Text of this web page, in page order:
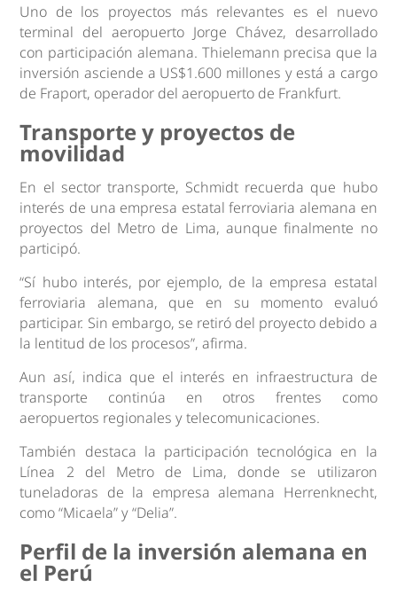
Uno de los proyectos más relevantes es el nuevo
terminal del aeropuerto Jorge Chávez, desarrollado
con participación alemana. Thielemann precisa que la
inversión asciende a US$1.600 millones y está a cargo
de Fraport, operador del aeropuerto de Frankfurt.
Transporte y proyectos de
movilidad
En el sector transporte, Schmidt recuerda que hubo
interés de una empresa estatal ferroviaria alemana en
proyectos del Metro de Lima, aunque finalmente no
participó.
“Sí hubo interés, por ejemplo, de la empresa estatal
ferroviaria alemana, que en su momento evaluó
participar. Sin embargo, se retiró del proyecto debido a
la lentitud de los procesos”, afirma.
Aun así, indica que el interés en infraestructura de
transporte continúa en otros frentes como
aeropuertos regionales y telecomunicaciones.
También destaca la participación tecnológica en la
Línea 2 del Metro de Lima, donde se utilizaron
tuneladoras de la empresa alemana Herrenknecht,
como “Micaela” y “Delia”.
Perfil de la inversión alemana en
el Perú